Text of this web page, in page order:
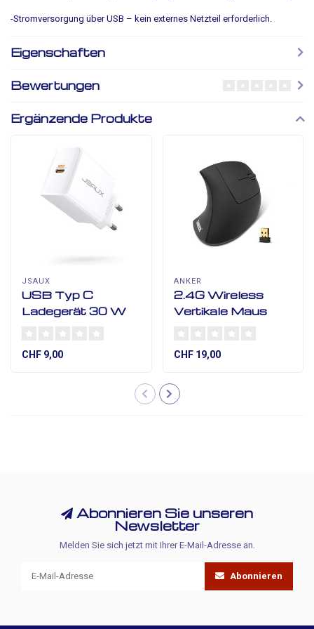
-Stromversorgung über USB – kein externes Netzteil erforderlich.
Eigenschaften
Bewertungen
Ergänzende Produkte
JSAUX
USB Typ C
Ladegerät 30 W
CHF 9,00
ANKER
2.4G Wireless
Vertikale Maus
CHF 19,00
Abonnieren Sie unseren
Newsletter
Melden Sie sich jetzt mit Ihrer E-Mail-Adresse an.
Abonnieren